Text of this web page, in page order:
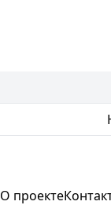
О проекте